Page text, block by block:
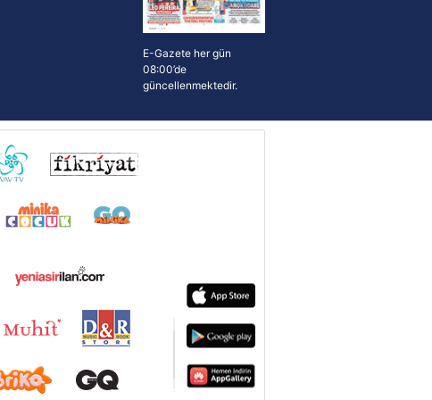
E-Gazete her gün
08:00’de
güncellenmektedir.